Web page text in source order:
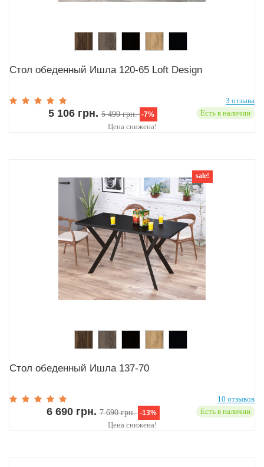
Стол обеденный Ишла 120-65 Loft Design
3 отзыва
5 106 грн. Есть в наличии
5 490 грн. -7%
Цена снижена!
sale!
Стол обеденный Ишла 137-70
10 отзывов
6 690 грн. Есть в наличии
7 690 грн. -13%
Цена снижена!